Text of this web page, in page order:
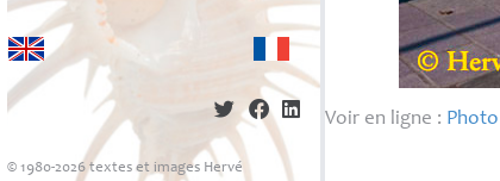
© 1980-2026 textes et images Hervé
Voir en ligne :